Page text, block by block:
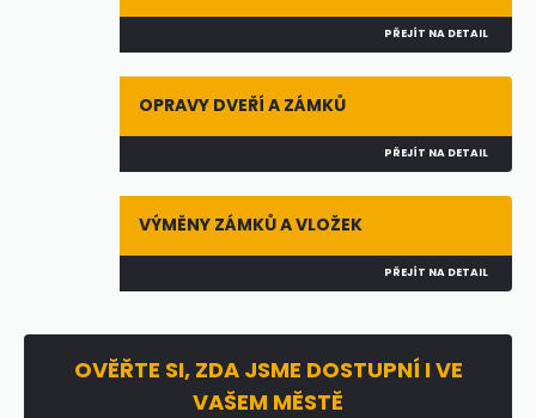
PŘEJÍT NA DETAIL
OPRAVY DVEŘÍ A ZÁMKŮ
PŘEJÍT NA DETAIL
VÝMĚNY ZÁMKŮ A VLOŽEK
PŘEJÍT NA DETAIL
OVĚŘTE SI, ZDA JSME DOSTUPNÍ I VE
VAŠEM MĚSTĚ